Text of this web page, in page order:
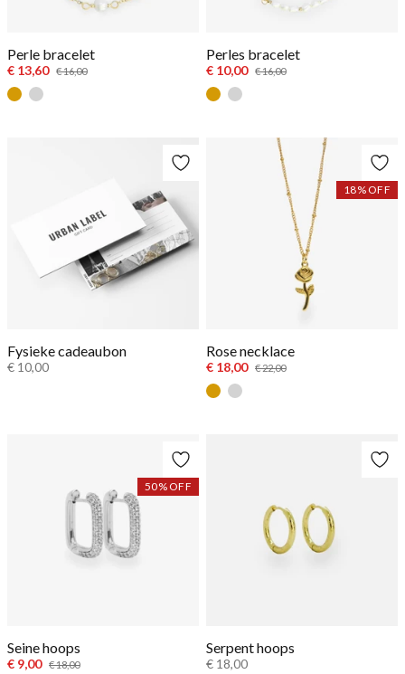
Perle bracelet
€ 13,60 € 16,00
Perles bracelet
€ 10,00 € 16,00
Fysieke cadeaubon
€ 10,00
Rose necklace
€ 18,00 € 22,00
18% OFF
Seine hoops
€ 9,00 € 18,00
50% OFF
Serpent hoops
€ 18,00